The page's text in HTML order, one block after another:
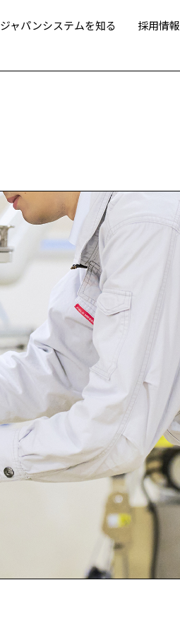
ジャパンシステムを知る 採用情報